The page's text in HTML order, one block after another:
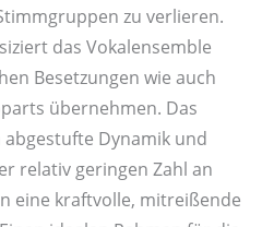
zu verlieren.
das Vokalensemble
Besetzungen wie auch
übernehmen. Das
Dynamik und
relativ geringen Zahl an
eine kraftvolle, mitreißende